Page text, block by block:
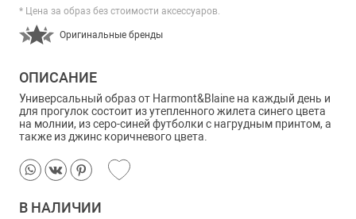
* Цена за образ без стоимости аксессуаров.
Оригинальные бренды
ОПИСАНИЕ
Универсальный образ от Harmont&Blaine на каждый день и
для прогулок состоит из утепленного жилета синего цвета
на молнии, из серо-синей футболки с нагрудным принтом, а
также из джинс коричневого цвета.
В НАЛИЧИИ